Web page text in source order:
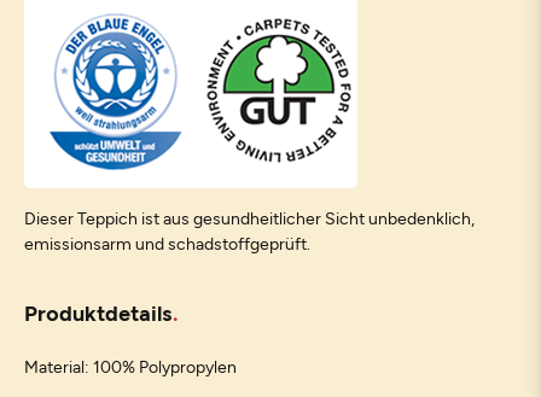
Dieser Teppich ist aus gesundheitlicher Sicht unbedenklich,
emissionsarm und schadstoffgeprüft.
Produktdetails
Material: 100% Polypropylen